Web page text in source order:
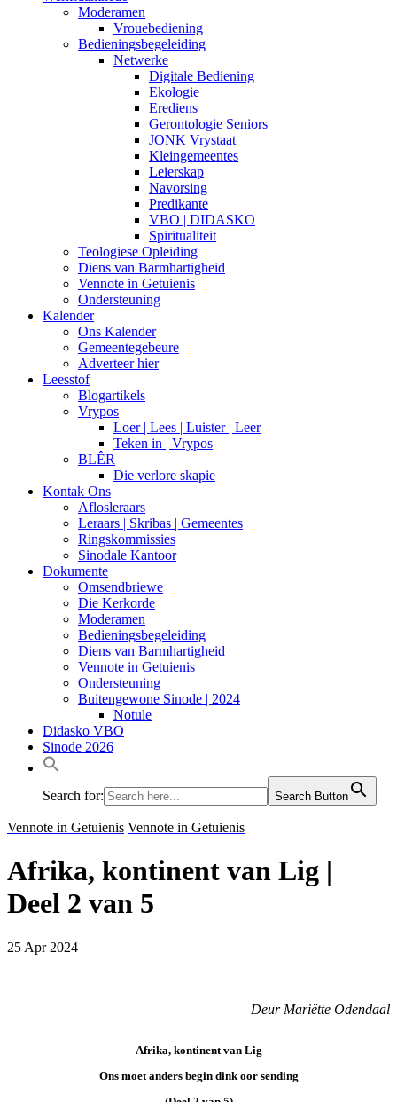
Moderamen
Vrouebediening
Bedieningsbegeleiding
Netwerke
Digitale Bediening
Ekologie
Erediens
Gerontologie Seniors
JONK Vrystaat
Kleingemeentes
Leierskap
Navorsing
Predikante
VBO | DIDASKO
Spiritualiteit
Teologiese Opleiding
Diens van Barmhartigheid
Vennote in Getuienis
Ondersteuning
Kalender
Ons Kalender
Gemeentegebeure
Adverteer hier
Leesstof
Blogartikels
Vrypos
Loer | Lees | Luister | Leer
Teken in | Vrypos
BLÊR
Die verlore skapie
Kontak Ons
Aflosleraars
Leraars | Skribas | Gemeentes
Ringskommissies
Sinodale Kantoor
Dokumente
Omsendbriewe
Die Kerkorde
Moderamen
Bedieningsbegeleiding
Diens van Barmhartigheid
Vennote in Getuienis
Ondersteuning
Buitengewone Sinode | 2024
Notule
Didasko VBO
Sinode 2026
Search for: Search Button
Vennote in Getuienis Vennote in Getuienis
Afrika, kontinent van Lig |
Deel 2 van 5
25 Apr 2024
Deur Mariëtte Odendaal
Afrika, kontinent van Lig
Ons moet anders begin dink oor sending